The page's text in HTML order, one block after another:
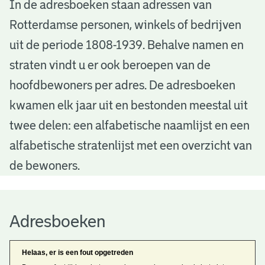
A
d
e
b
o
e
e
In de adresboeken staan adressen van
Rotterdamse personen, winkels of bedrijven
uit de periode 1808-1939. Behalve namen en
straten vindt u er ook beroepen van de
hoofdbewoners per adres. De adresboeken
kwamen elk jaar uit en bestonden meestal uit
twee delen: een alfabetische naamlijst en een
alfabetische stratenlijst met een overzicht van
de bewoners.
Adresboeken
Helaas, er is een fout opgetreden